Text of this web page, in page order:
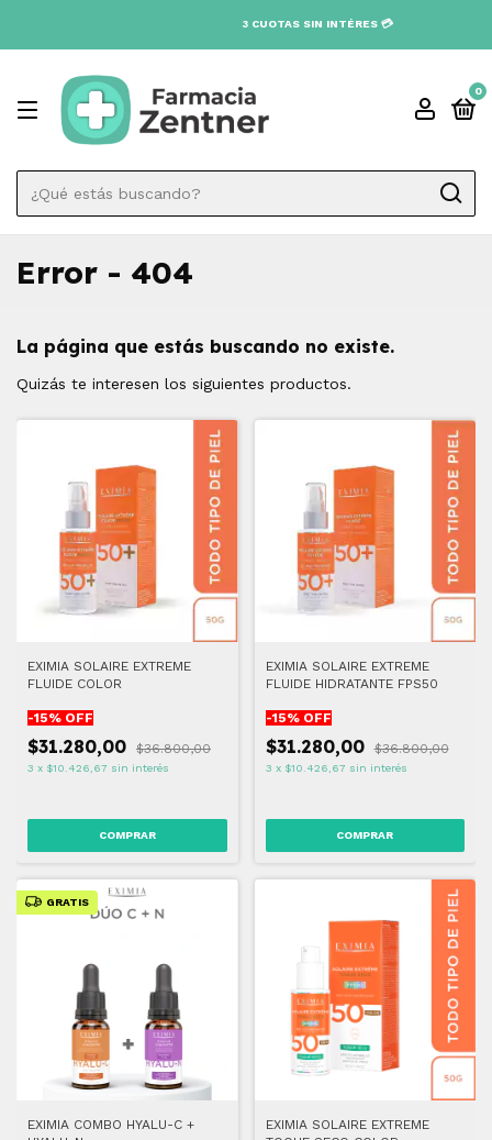
3 CUOTAS SIN INTÉRES 💳
0
Error - 404
La página que estás buscando no existe.
Quizás te interesen los siguientes productos.
EXIMIA SOLAIRE EXTREME
FLUIDE COLOR
-15% OFF
$31.280,00 $36.800,00
3 x $10.426,67 sin interés
EXIMIA SOLAIRE EXTREME
FLUIDE HIDRATANTE FPS50
-15% OFF
$31.280,00 $36.800,00
3 x $10.426,67 sin interés
GRATIS
EXIMIA COMBO HYALU-C +
EXIMIA SOLAIRE EXTREME